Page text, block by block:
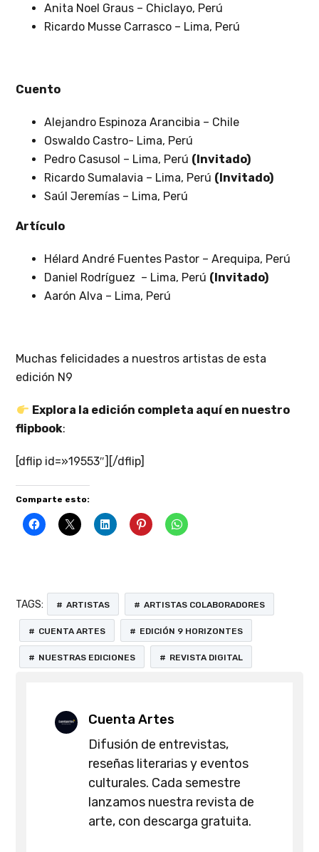
Anita Noel Graus – Chiclayo, Perú
Ricardo Musse Carrasco – Lima, Perú
Cuento
Alejandro Espinoza Arancibia – Chile
Oswaldo Castro- Lima, Perú
Pedro Casusol – Lima, Perú (Invitado)
Ricardo Sumalavia – Lima, Perú (Invitado)
Saúl Jeremías – Lima, Perú
Artículo
Hélard André Fuentes Pastor – Arequipa, Perú
Daniel Rodríguez – Lima, Perú (Invitado)
Aarón Alva – Lima, Perú
Muchas felicidades a nuestros artistas de esta
edición N9
Explora la edición completa aquí en nuestro
flipbook:
[dflip id=»19553″][/dflip]
Comparte esto:
TAGS: ARTISTAS ARTISTAS COLABORADORES
CUENTA ARTES EDICIÓN 9 HORIZONTES
NUESTRAS EDICIONES REVISTA DIGITAL
Cuenta Artes
Difusión de entrevistas,
reseñas literarias y eventos
culturales. Cada semestre
lanzamos nuestra revista de
arte, con descarga gratuita.